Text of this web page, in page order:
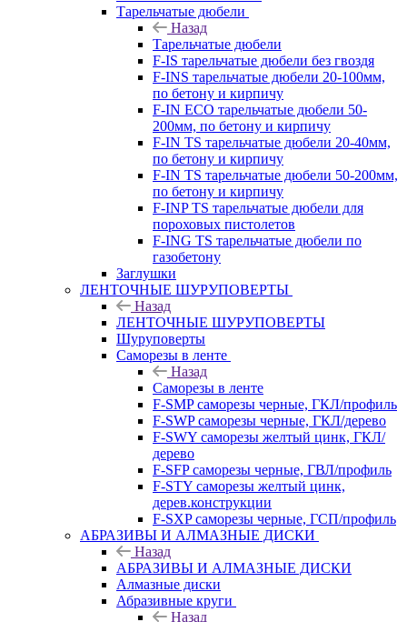
Тарельчатые дюбели
Назад
Тарельчатые дюбели
F-IS тарельчатые дюбели без гвоздя
F-INS тарельчатые дюбели 20-100мм,
по бетону и кирпичу
F-IN ECO тарельчатые дюбели 50-
200мм, по бетону и кирпичу
F-IN TS тарельчатые дюбели 20-40мм,
по бетону и кирпичу
F-IN TS тарельчатые дюбели 50-200мм,
по бетону и кирпичу
F-INP TS тарельчатые дюбели для
пороховых пистолетов
F-ING TS тарельчатые дюбели по
газобетону
Заглушки
ЛЕНТОЧНЫЕ ШУРУПОВЕРТЫ
Назад
ЛЕНТОЧНЫЕ ШУРУПОВЕРТЫ
Шуруповерты
Саморезы в ленте
Назад
Саморезы в ленте
F-SMP саморезы черные, ГКЛ/профиль
F-SWP саморезы черные, ГКЛ/дерево
F-SWY саморезы желтый цинк, ГКЛ/
дерево
F-SFP саморезы черные, ГВЛ/профиль
F-STY саморезы желтый цинк,
дерев.конструкции
F-SXP саморезы черные, ГСП/профиль
АБРАЗИВЫ И АЛМАЗНЫЕ ДИСКИ
Назад
АБРАЗИВЫ И АЛМАЗНЫЕ ДИСКИ
Алмазные диски
Абразивные круги
Назад